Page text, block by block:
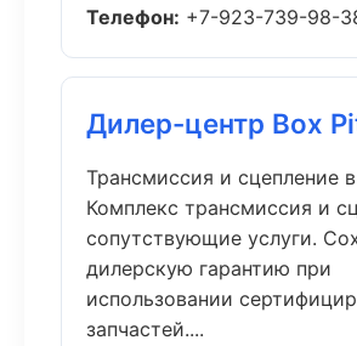
Телефон: +7-923-739-98-
Дилер-центр Box
Трансмиссия и сцепление
Комплекс трансмиссия и
сопутствующие услуги.
дилерскую гарантию при
использовании
запчастей....